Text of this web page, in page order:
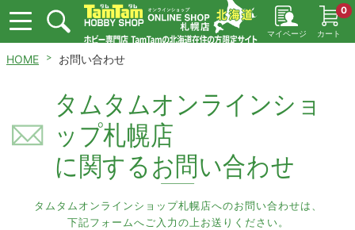
マイページ カート
0
HOME お問い合わせ
タムタムオンラインショ
ップ札幌店
に関するお問い合わせ
タムタムオンラインショップ札幌店へのお問い合わせは、
下記フォームへご入力の上お送りください。